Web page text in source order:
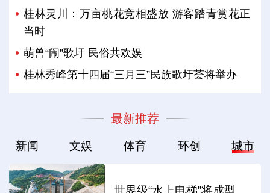
桂林灵川：万亩桃花竞相盛放 游客踏青赏花正
当时
萌兽“闹”歌圩 民俗共欢娱
桂林秀峰第十四届“三月三”民族歌圩荟将举办
最新推荐
新闻 文娱 体育 环创 城市